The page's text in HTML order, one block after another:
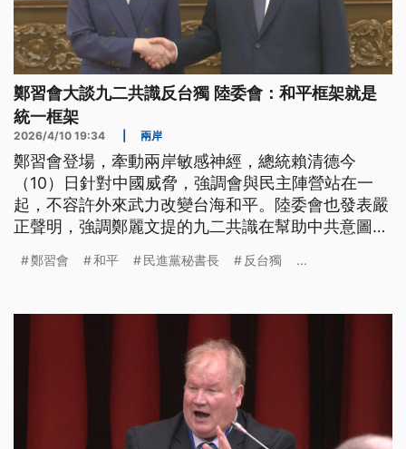
鄭習會大談九二共識反台獨 陸委會：和平框架就是
統一框架
2026/4/10 19:34 兩岸
鄭習會登場，牽動兩岸敏感神經，總統賴清德今
（10）日針對中國威脅，強調會與民主陣營站在一
起，不容許外來武力改變台海和平。陸委會也發表嚴
正聲明，強調鄭麗文提的九二共識在幫助中共意圖消
的內容違背台灣主流民意。
鄭習會 和平 民進黨秘書長 反台獨 ...